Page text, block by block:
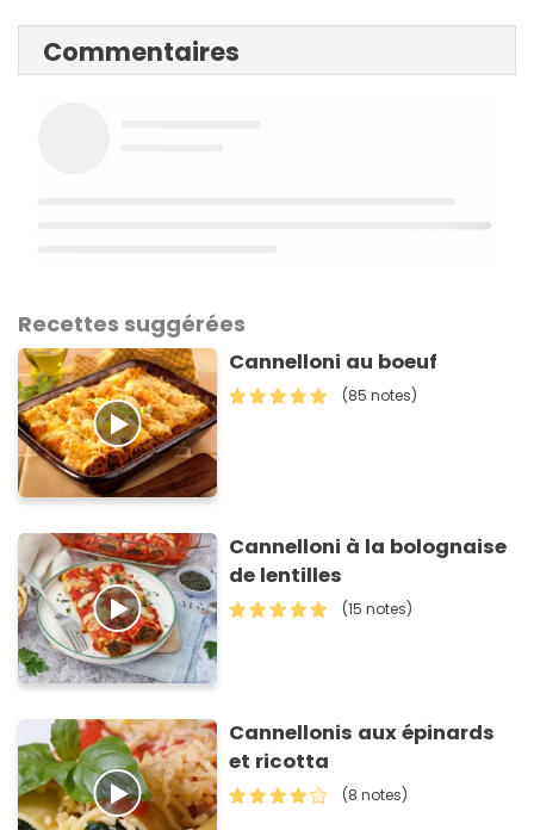
Commentaires
Recettes suggérées
Cannelloni au boeuf
(85 notes)
Cannelloni à la bolognaise
de lentilles
(15 notes)
Cannellonis aux épinards
et ricotta
(8 notes)